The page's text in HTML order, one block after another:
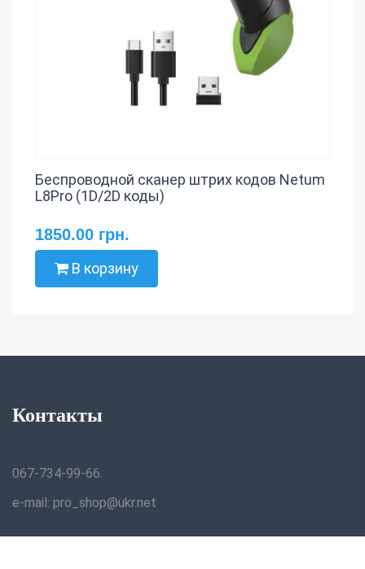
Беспроводной сканер штрих кодов Netum
L8Pro (1D/2D коды)
1850.00 грн.
В корзину
Контакты
067-734-99-66.
e-mail: pro_shop@ukr.net